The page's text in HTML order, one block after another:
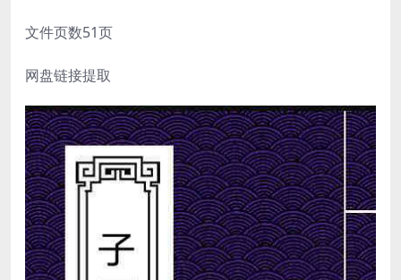
文件页数51页
网盘链接提取